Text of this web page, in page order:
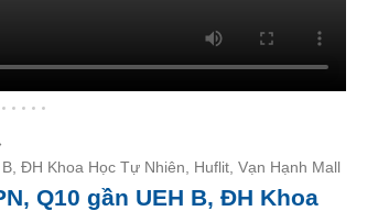
ĐH Khoa Học Tự Nhiên, Huflit, Vạn Hạnh Mall
Q10 gần UEH B, ĐH Khoa